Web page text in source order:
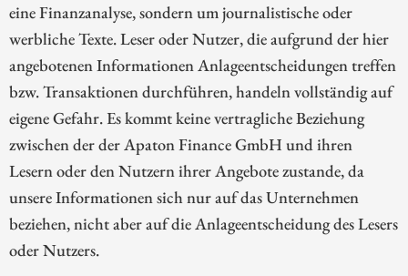
eine Finanzanalyse, sondern um journalistische oder
werbliche Texte. Leser oder Nutzer, die aufgrund der hier
angebotenen Informationen Anlageentscheidungen treffen
bzw. Transaktionen durchführen, handeln vollständig auf
eigene Gefahr. Es kommt keine vertragliche Beziehung
zwischen der der Apaton Finance GmbH und ihren
Lesern oder den Nutzern ihrer Angebote zustande, da
unsere Informationen sich nur auf das Unternehmen
beziehen, nicht aber auf die Anlageentscheidung des Lesers
oder Nutzers.